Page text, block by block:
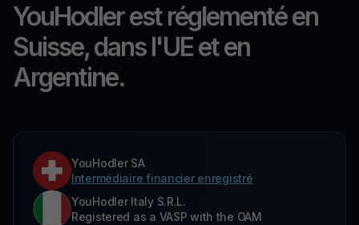
YouHodler est réglementé en
Suisse, dans l'UE et en
Argentine.
YouHodler SA
Intermédiaire financier enregistré
YouHodler Italy S.R.L.
Registered as a VASP with the OAM